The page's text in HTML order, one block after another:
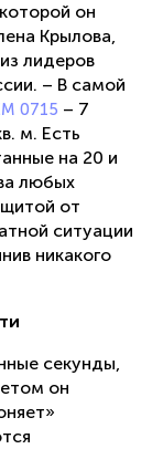
он
Крылова,
лидеров
– В самой
0715 – 7
м. Есть
на 20 и
любых
от
ситуации
никакого
секунды,
он